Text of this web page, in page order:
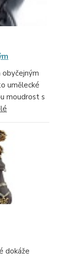
obyčejným
umělecké
moudrost s
dokáže